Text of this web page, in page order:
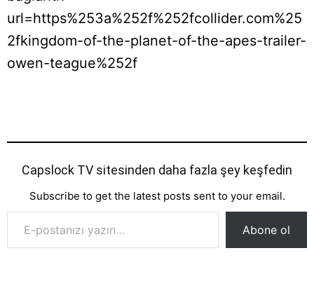
url=https%253a%252f%252fcollider.com%25
2fkingdom-of-the-planet-of-the-apes-trailer-
owen-teague%252f
Capslock TV sitesinden daha fazla şey keşfedin
Subscribe to get the latest posts sent to your email.
E-postanızı yazın…
Abone ol